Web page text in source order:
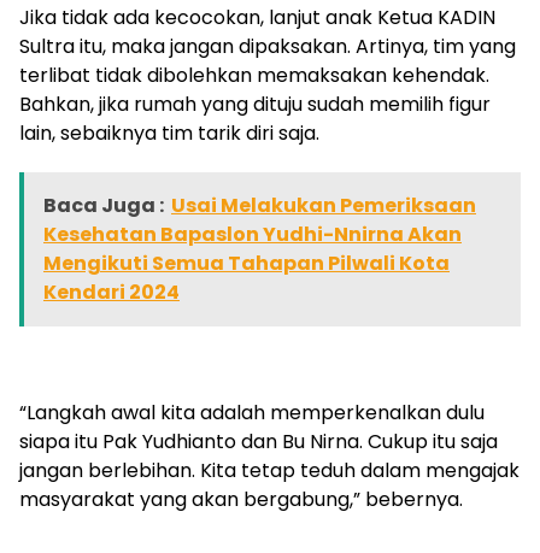
Jika tidak ada kecocokan, lanjut anak Ketua KADIN
Sultra itu, maka jangan dipaksakan. Artinya, tim yang
terlibat tidak dibolehkan memaksakan kehendak.
Bahkan, jika rumah yang dituju sudah memilih figur
lain, sebaiknya tim tarik diri saja.
Baca Juga : Usai Melakukan Pemeriksaan
Kesehatan Bapaslon Yudhi-Nnirna Akan
Mengikuti Semua Tahapan Pilwali Kota
Kendari 2024
“Langkah awal kita adalah memperkenalkan dulu
siapa itu Pak Yudhianto dan Bu Nirna. Cukup itu saja
jangan berlebihan. Kita tetap teduh dalam mengajak
masyarakat yang akan bergabung,” bebernya.